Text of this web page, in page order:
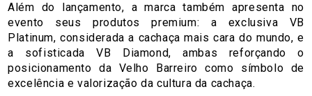
Além do lançamento, a marca também apresenta no
evento seus produtos premium: a exclusiva VB
Platinum, considerada a cachaça mais cara do mundo, e
a sofisticada VB Diamond, ambas reforçando o
posicionamento da Velho Barreiro como símbolo de
excelência e valorização da cultura da cachaça.